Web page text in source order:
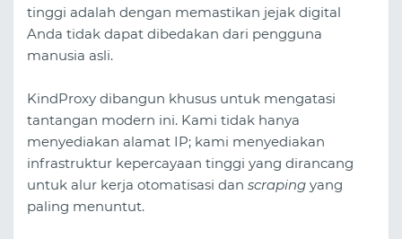
tinggi adalah dengan memastikan jejak digital
Anda tidak dapat dibedakan dari pengguna
manusia asli.
KindProxy dibangun khusus untuk mengatasi
tantangan modern ini. Kami tidak hanya
menyediakan alamat IP; kami menyediakan
infrastruktur kepercayaan tinggi yang dirancang
untuk alur kerja otomatisasi dan scraping yang
paling menuntut.